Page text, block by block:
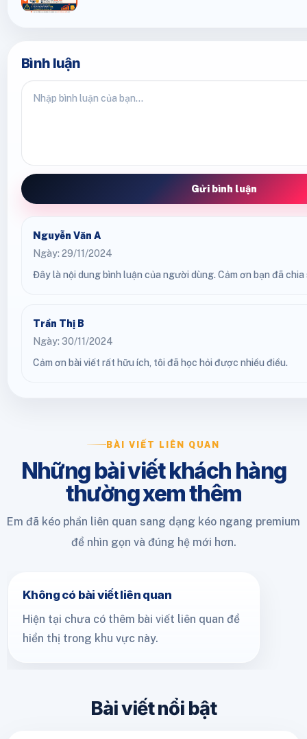
Bình luận
Gửi bình luận
Nguyễn Văn A
Ngày: 29/11/2024
Đây là nội dung bình luận của người dùng. Cảm ơn bạn đã chia
Trần Thị B
Ngày: 30/11/2024
Cảm ơn bài viết rất hữu ích, tôi đã học hỏi được nhiều điều.
BÀI VIẾT LIÊN QUAN
Những bài viết khách hàng
thường xem thêm
Em đã kéo phần liên quan sang dạng kéo ngang premium
để nhìn gọn và đúng hệ mới hơn.
Không có bài viết liên quan
Hiện tại chưa có thêm bài viết liên quan để
hiển thị trong khu vực này.
Bài viết nổi bật